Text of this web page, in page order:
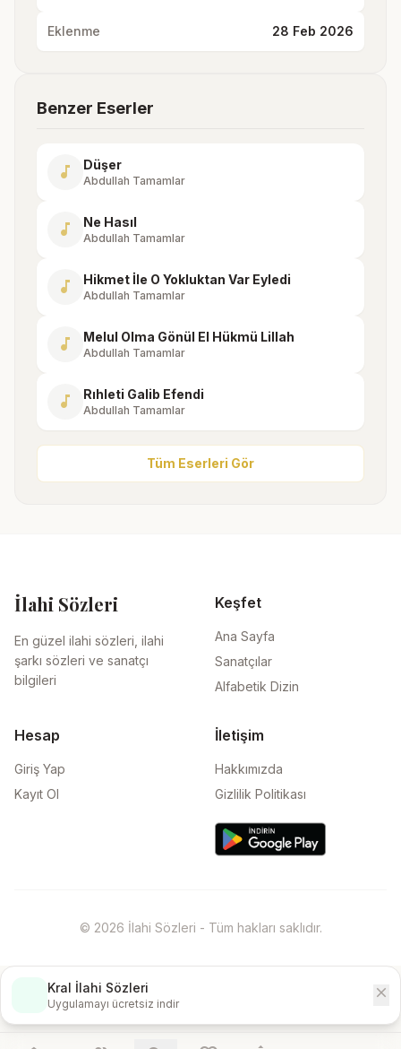
Eklenme 28 Feb 2026
Benzer Eserler
music_note Düşer
Abdullah Tamamlar
music_note Ne Hasıl
Abdullah Tamamlar
music_note Hikmet İle O Yokluktan Var Eyledi
Abdullah Tamamlar
music_note Melul Olma Gönül El Hükmü Lillah
Abdullah Tamamlar
music_note Rıhleti Galib Efendi
Abdullah Tamamlar
Tüm Eserleri Gör
İlahi Sözleri
En güzel ilahi sözleri, ilahi
şarkı sözleri ve sanatçı
bilgileri
Keşfet
Ana Sayfa
Sanatçılar
Alfabetik Dizin
Hesap
Giriş Yap
Kayıt Ol
İletişim
Hakkımızda
Gizlilik Politikası
© 2026 İlahi Sözleri - Tüm hakları saklıdır.
Kral İlahi Sözleri
Uygulamayı ücretsiz indir
close